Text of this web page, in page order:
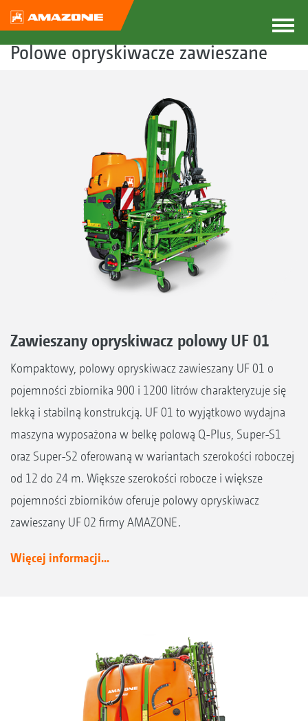
Polowe opryskiwacze zawieszane
Zawieszany opryskiwacz polowy UF 01
Kompaktowy, polowy opryskiwacz zawieszany UF 01 o
pojemności zbiornika 900 i 1200 litrów charakteryzuje się
lekką i stabilną konstrukcją. UF 01 to wyjątkowo wydajna
maszyna wyposażona w belkę polową Q-Plus, Super-S1
oraz Super-S2 oferowaną w wariantach szerokości roboczej
od 12 do 24 m. Większe szerokości robocze i większe
pojemności zbiorników oferuje polowy opryskiwacz
zawieszany UF 02 firmy AMAZONE.
Więcej informacji...